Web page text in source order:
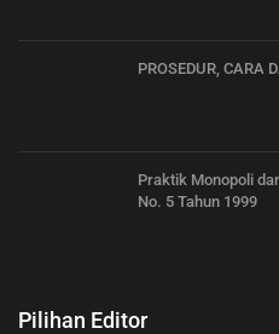
PROSEDUR, CARA
Praktik Monopoli
No. 5 Tahun 1999
Pilihan Editor